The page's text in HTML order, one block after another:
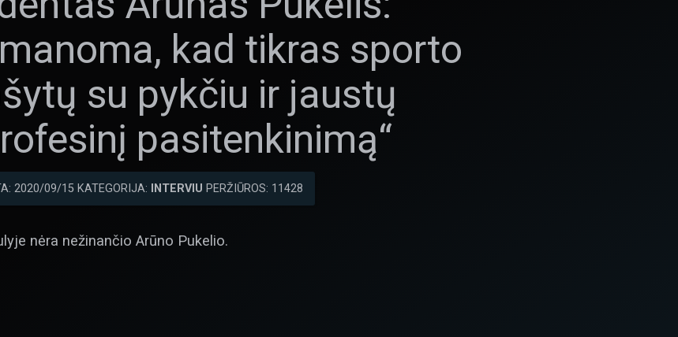
kad tikras sporto
su pykčiu ir jaustų
pasitenkinimą“
2020/09/15 KATEGORIJA: INTERVIU PERŽIŪROS: 11428
nėra nežinančio Arūno Pukelio.